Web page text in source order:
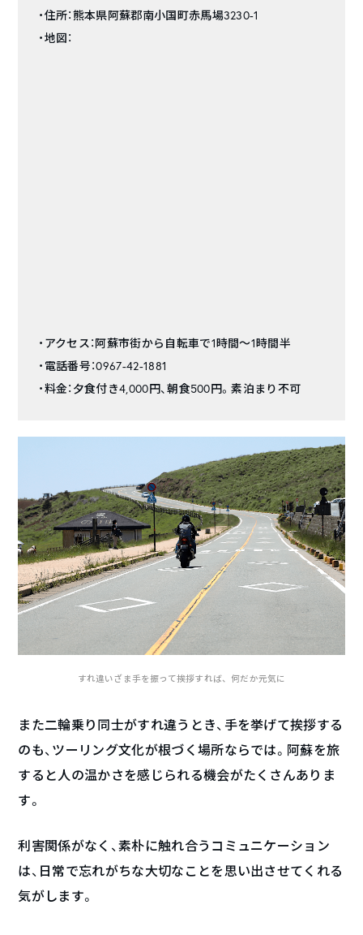
・住所：熊本県阿蘇郡南小国町赤馬場3230-1
・地図：
・アクセス：阿蘇市街から自転車で1時間〜1時間半
・電話番号：0967-42-1881
・料金：夕食付き4,000円、朝食500円。素泊まり不可
すれ違いざま手を振って挨拶すれば、何だか元気に
また二輪乗り同士がすれ違うとき、手を挙げて挨拶する
のも、ツーリング文化が根づく場所ならでは。阿蘇を旅
すると人の温かさを感じられる機会がたくさんありま
す。
利害関係がなく、素朴に触れ合うコミュニケーション
は、日常で忘れがちな大切なことを思い出させてくれる
気がします。